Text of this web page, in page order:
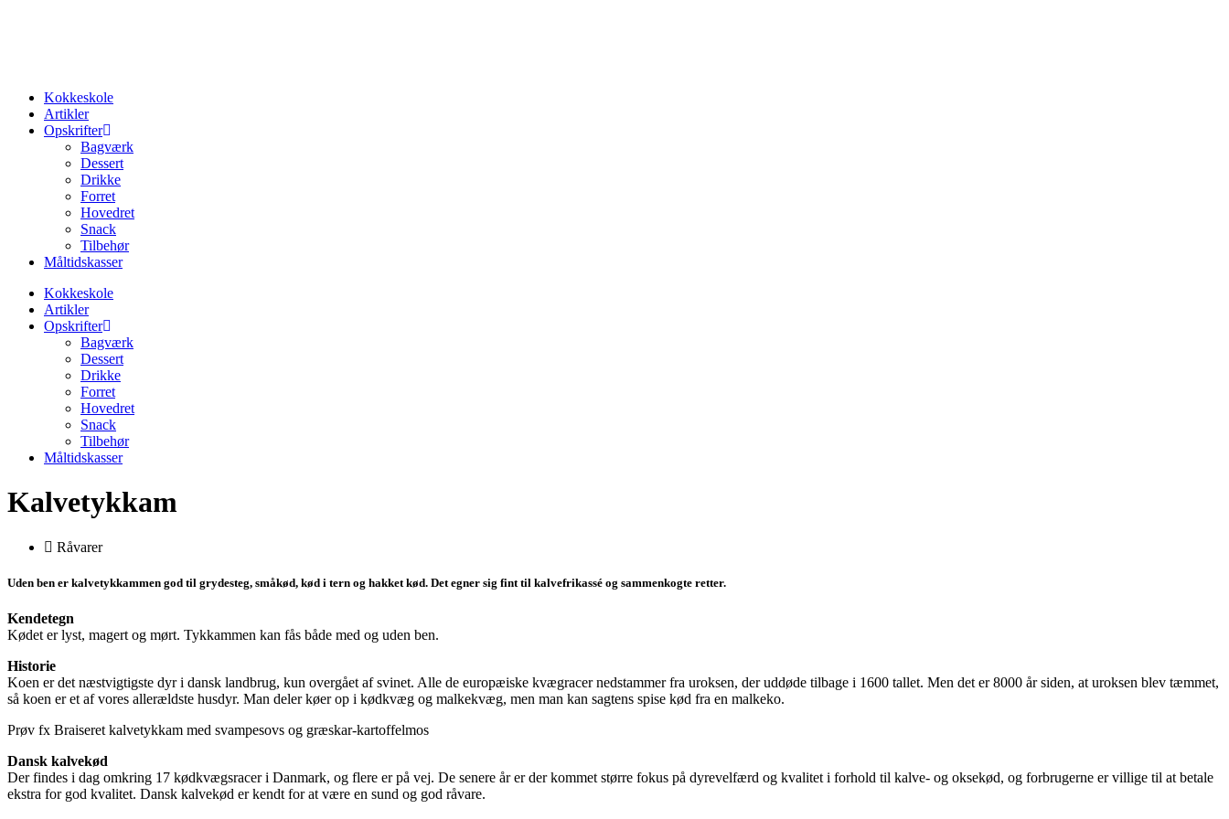
Kokkeskole
Artikler
Opskrifter
Bagværk
Dessert
Drikke
Forret
Hovedret
Snack
Tilbehør
Måltidskasser
Kokkeskole
Artikler
Opskrifter
Bagværk
Dessert
Drikke
Forret
Hovedret
Snack
Tilbehør
Måltidskasser
Kalvetykkam
Råvarer
Uden ben er kalvetykkammen god til grydesteg, småkød, kød i tern og hakket kød. Det egner sig fint til kalvefrikassé og sammenkogte retter.
Kendetegn
Kødet er lyst, magert og mørt. Tykkammen kan fås både med og uden ben.
Historie
Koen er det næstvigtigste dyr i dansk landbrug, kun overgået af svinet. Alle de europæiske kvægracer nedstammer fra uroksen, der uddøde tilbage i 1600 tallet. Men det er 8000 år siden, at uroksen blev tæmmet,
så koen er et af vores allerældste husdyr. Man deler køer op i kødkvæg og malkekvæg, men man kan sagtens spise kød fra en malkeko.
Prøv fx Braiseret kalvetykkam med svampesovs og græskar-kartoffelmos
Dansk kalvekød
Der findes i dag omkring 17 kødkvægsracer i Danmark, og flere er på vej. De senere år er der kommet større fokus på dyrevelfærd og kvalitet i forhold til kalve- og oksekød, og forbrugerne er villige til at betale
ekstra for god kvalitet. Dansk kalvekød er kendt for at være en sund og god råvare.